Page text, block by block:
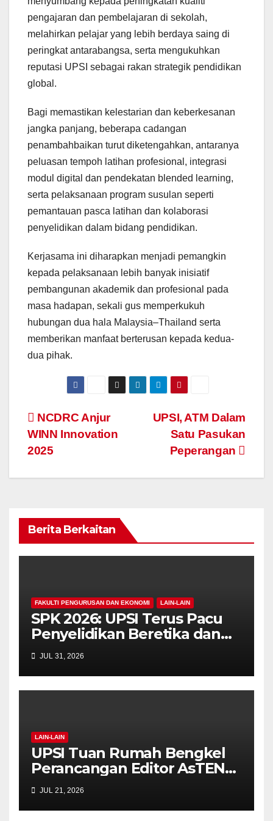
pengajaran dan pembelajaran di sekolah,
melahirkan pelajar yang lebih berdaya saing di
peringkat antarabangsa, serta mengukuhkan
reputasi UPSI sebagai rakan strategik pendidikan
global.
Bagi memastikan kelestarian dan keberkesanan
jangka panjang, beberapa cadangan
penambahbaikan turut diketengahkan, antaranya
peluasan tempoh latihan profesional, integrasi
modul digital dan pendekatan blended learning,
serta pelaksanaan program susulan seperti
pemantauan pasca latihan dan kolaborasi
penyelidikan dalam bidang pendidikan.
Kerjasama ini diharapkan menjadi pemangkin
kepada pelaksanaan lebih banyak inisiatif
pembangunan akademik dan profesional pada
masa hadapan, sekali gus memperkukuh
hubungan dua hala Malaysia–Thailand serta
memberikan manfaat berterusan kepada kedua-
dua pihak.
Navigasi
kiriman
UPSI, ATM Dalam
Satu Pasukan
Peperangan
NCDRC Anjur
WINN Innovation
2025
Berita Berkaitan
FAKULTI PENGURUSAN DAN EKONOMI LAIN-LAIN
SPK 2026: UPSI Terus Pacu
Penyelidikan Beretika dan
Inovasi Berteraskan
Manusiawi Dalam Era AI
JUL 31, 2026
LAIN-LAIN
UPSI Tuan Rumah Bengkel
Perancangan Editor AsTEN
Journal of Teacher Training
Education
JUL 21, 2026